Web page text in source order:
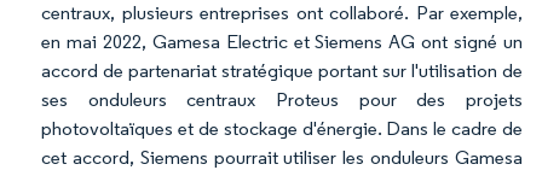
centraux, plusieurs entreprises ont collaboré. Par exemple,
en mai 2022, Gamesa Electric et Siemens AG ont signé un
accord de partenariat stratégique portant sur l'utilisation de
ses onduleurs centraux Proteus pour des projets
photovoltaïques et de stockage d'énergie. Dans le cadre de
cet accord, Siemens pourrait utiliser les onduleurs Gamesa